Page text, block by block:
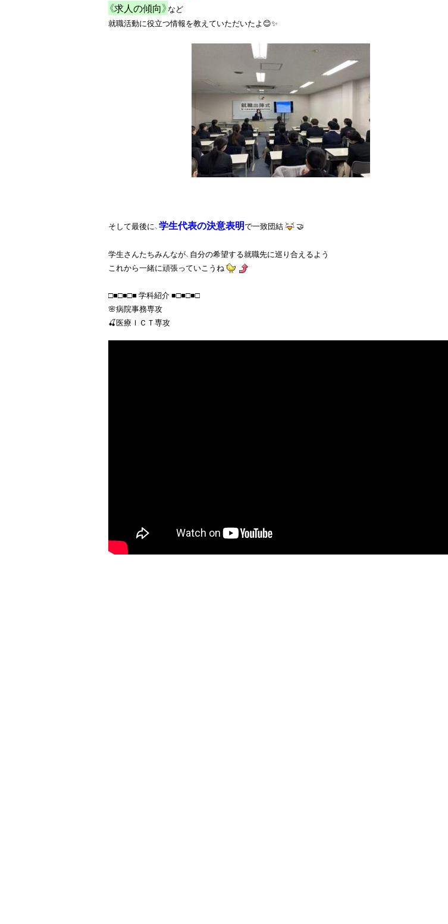
《求人の傾向》など
就職活動に役立つ情報を教えていただいたよ😊✨
そして最後に、 学生代表の決意表明で一致団結 🤝
学生さんたちみんなが、自分の希望する就職先に巡り合えるよう
これから一緒に頑張っていこうね
□■□■□■ 学科紹介 ■□■□■□
🌸病院事務専攻
🍒医療ＩＣＴ専攻